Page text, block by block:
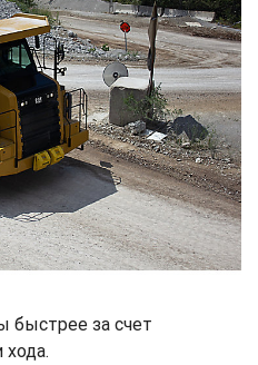
быстрее за счет